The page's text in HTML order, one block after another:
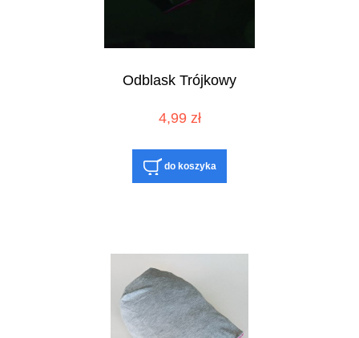
Odblask Trójkowy
4,99 zł
do koszyka